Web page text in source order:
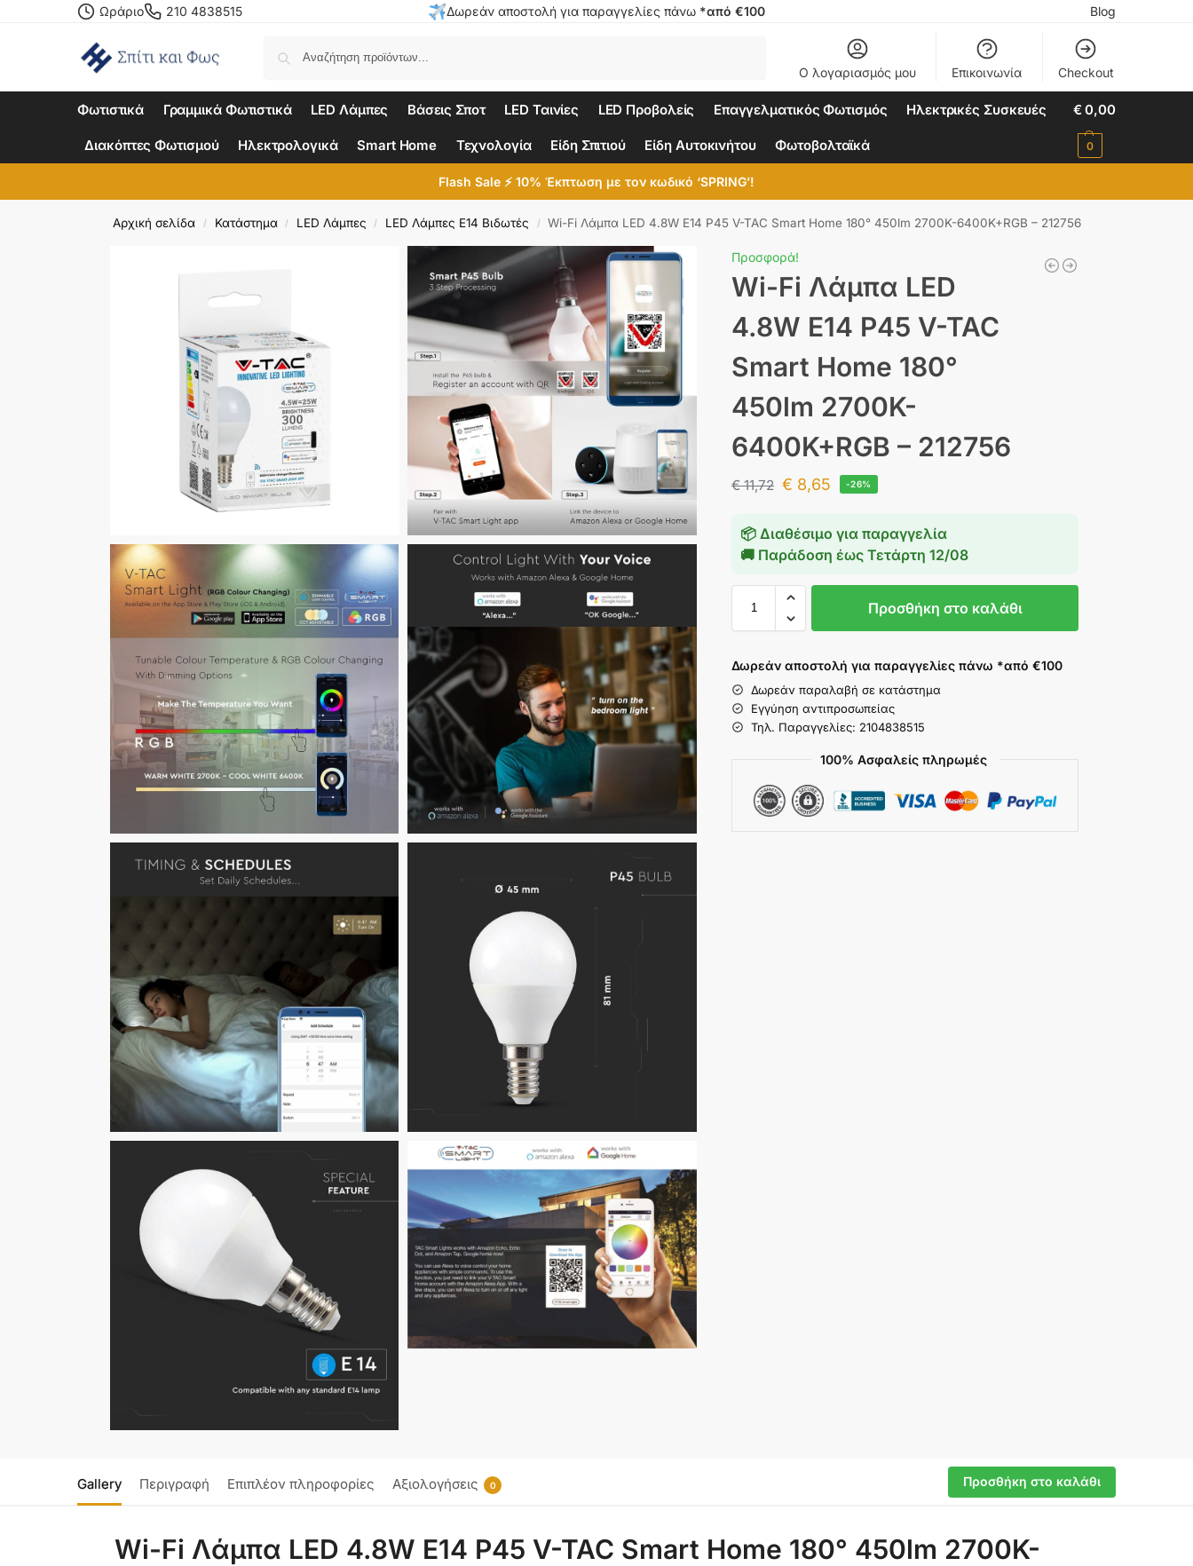
Ωράριο 210 4838515 Δωρεάν αποστολή για παραγγελίες πάνω *από €100 Blog
Ο λογαριασμός μου Επικοινωνία Checkout
Φωτιστικά Γραμμικά Φωτιστικά LED Λάμπες Βάσεις Σποτ LED Ταινίες LED Προβολείς Επαγγελματικός Φωτισμός Ηλεκτρικές Συσκευές
Διακόπτες Φωτισμού Ηλεκτρολογικά Smart Home Τεχνολογία Είδη Σπιτιού Είδη Αυτοκινήτου Φωτοβολταϊκά
€0,00
0
Flash Sale ⚡ 10% Έκπτωση με τον κωδικό ‘SPRING’!
Αρχική σελίδα / Κατάστημα / LED Λάμπες / LED Λάμπες E14 Βιδωτές / Wi-Fi Λάμπα LED 4.8W E14 P45 V-TAC Smart Home 180° 450lm 2700K-6400K+RGB – 212756
Προσφορά!
Wi-Fi Λάμπα LED
4.8W E14 P45 V-TAC
Smart Home 180°
450lm 2700K-
6400K+RGB – 212756
€11,72 € 8,65 -26%
📦 Διαθέσιμο για παραγγελία
🚚 Παράδοση έωςΤετάρτη 12/08
Προσθήκη στο καλάθι
Δωρεάν αποστολή για παραγγελίες πάνω *από €100
Δωρεάν παραλαβή σε κατάστημα
Εγγύηση αντιπροσωπείας
Τηλ. Παραγγελίες: 2104838515
100% Ασφαλείς πληρωμές
Gallery Περιγραφή Επιπλέον πληροφορίες Αξιολογήσεις 0 Προσθήκη στο καλάθι
Wi-Fi Λάμπα LED 4.8W E14 P45 V-TAC Smart Home 180° 450lm 2700K-